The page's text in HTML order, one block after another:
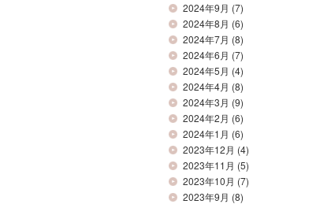
2024年9月 (7)
2024年8月 (6)
2024年7月 (8)
2024年6月 (7)
2024年5月 (4)
2024年4月 (8)
2024年3月 (9)
2024年2月 (6)
2024年1月 (6)
2023年12月 (4)
2023年11月 (5)
2023年10月 (7)
2023年9月 (8)